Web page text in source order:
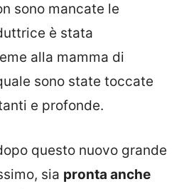
sono mancate le
è stata
alla mamma di
sono state toccate
e profonde.
questo nuovo grande
sia pronta anche